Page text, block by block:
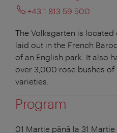
+43 1 813 59 500
The Volksgarten is located
laid out in the French
of an English park. It also
over 3,000 rose bushes
varieties.
Program
01 Martie până la 31 Martie